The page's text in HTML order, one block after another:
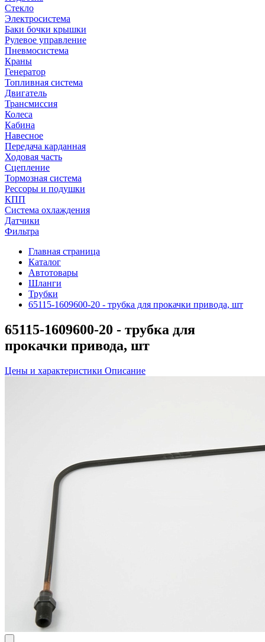
Стекло
Электросистема
Баки бочки крышки
Рулевое управление
Пневмосистема
Краны
Генератор
Топливная система
Двигатель
Трансмиссия
Колеса
Кабина
Навесное
Передача карданная
Ходовая часть
Сцепление
Тормозная система
Рессоры и подушки
КПП
Система охлаждения
Датчики
Фильтра
Главная страница
Каталог
Автотовары
Шланги
Трубки
65115-1609600-20 - трубка для прокачки привода, шт
65115-1609600-20 - трубка для
прокачки привода, шт
Цены и характеристики Описание